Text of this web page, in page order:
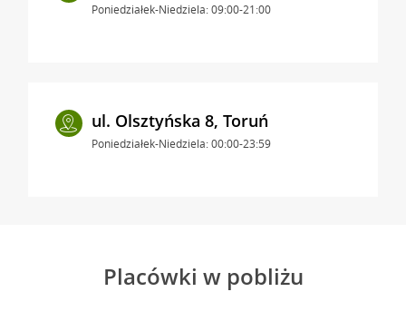
Poniedziałek-Niedziela: 09:00-21:00
ul. Olsztyńska 8, Toruń
Poniedziałek-Niedziela: 00:00-23:59
Placówki w pobliżu